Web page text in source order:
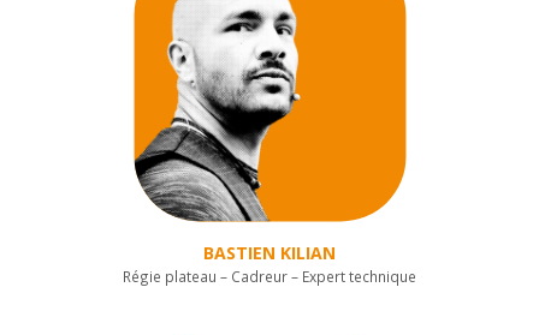
BASTIEN KILIAN
Régie plateau – Cadreur – Expert technique